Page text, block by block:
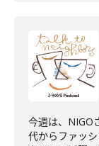
今週は、NIGO
代からファッ